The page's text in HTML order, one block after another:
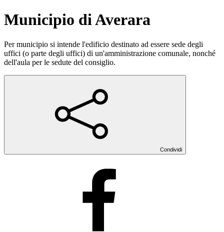
Municipio di Averara
Per municipio si intende l'edificio destinato ad essere sede degli
uffici (o parte degli uffici) di un'amministrazione comunale, nonché
dell'aula per le sedute del consiglio.
Condividi